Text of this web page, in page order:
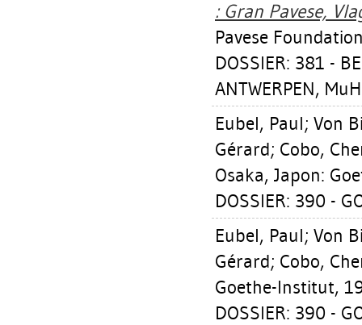
: Gran Pavese,
Pavese
DOSSIER: 381 -
ANTWERPEN,
Eubel, Paul; Von
Gérard; Cobo,
Osaka, Japon:
DOSSIER: 390 -
Eubel, Paul; Von
Gérard; Cobo,
Goethe-Institut,
DOSSIER: 390 -